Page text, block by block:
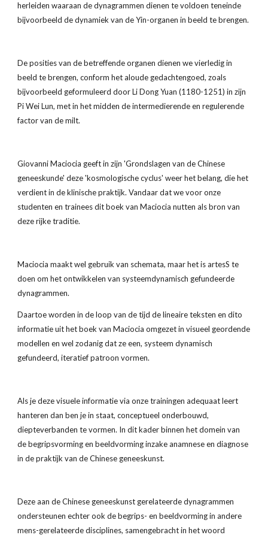
herleiden waaraan de dynagrammen dienen te voldoen teneinde
bijvoorbeeld de dynamiek van de Yin-organen in beeld te brengen.
De posities van de betreffende organen dienen we vierledig in
beeld te brengen, conform het aloude gedachtengoed, zoals
bijvoorbeeld geformuleerd door Li Dong Yuan (1180-1251) in zijn
Pi Wei Lun, met in het midden de intermedierende en regulerende
factor van de milt.
Giovanni Maciocia geeft in zijn 'Grondslagen van de Chinese
geneeskunde' deze 'kosmologische cyclus' weer het belang, die het
verdient in de klinische praktijk. Vandaar dat we voor onze
studenten en trainees dit boek van Maciocia nutten als bron van
deze rijke traditie.
Maciocia maakt wel gebruik van schemata, maar het is artesS te
doen om het ontwikkelen van systeemdynamisch gefundeerde
dynagrammen.
Daartoe worden in de loop van de tijd de lineaire teksten en dito
informatie uit het boek van Maciocia omgezet in visueel geordende
modellen en wel zodanig dat ze een, systeem dynamisch
gefundeerd, iteratief patroon vormen.
Als je deze visuele informatie via onze trainingen adequaat leert
hanteren dan ben je in staat, conceptueel onderbouwd,
diepteverbanden te vormen. In dit kader binnen het domein van
de begripsvorming en beeldvorming inzake anamnese en diagnose
in de praktijk van de Chinese geneeskunst.
Deze aan de Chinese geneeskunst gerelateerde dynagrammen
ondersteunen echter ook de begrips- en beeldvorming in andere
mens-gerelateerde disciplines, samengebracht in het woord